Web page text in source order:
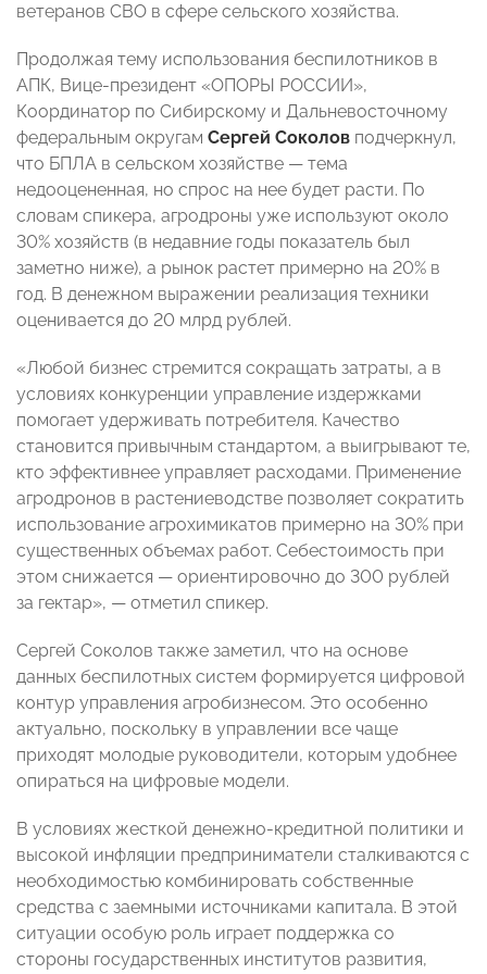
ветеранов СВО в сфере сельского хозяйства.
Продолжая тему использования беспилотников в
АПК, Вице-президент «ОПОРЫ РОССИИ»,
Координатор по Сибирскому и Дальневосточному
федеральным округам Сергей Соколов подчеркнул,
что БПЛА в сельском хозяйстве — тема
недооцененная, но спрос на нее будет расти. По
словам спикера, агродроны уже используют около
30% хозяйств (в недавние годы показатель был
заметно ниже), а рынок растет примерно на 20% в
год. В денежном выражении реализация техники
оценивается до 20 млрд рублей.
«Любой бизнес стремится сокращать затраты, а в
условиях конкуренции управление издержками
помогает удерживать потребителя. Качество
становится привычным стандартом, а выигрывают те,
кто эффективнее управляет расходами. Применение
агродронов в растениеводстве позволяет сократить
использование агрохимикатов примерно на 30% при
существенных объемах работ. Себестоимость при
этом снижается — ориентировочно до 300 рублей
за гектар», — отметил спикер.
Сергей Соколов также заметил, что на основе
данных беспилотных систем формируется цифровой
контур управления агробизнесом. Это особенно
актуально, поскольку в управлении все чаще
приходят молодые руководители, которым удобнее
опираться на цифровые модели.
В условиях жесткой денежно-кредитной политики и
высокой инфляции предприниматели сталкиваются с
необходимостью комбинировать собственные
средства с заемными источниками капитала. В этой
ситуации особую роль играет поддержка со
стороны государственных институтов развития,